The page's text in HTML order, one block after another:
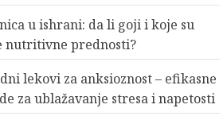
Prirodni lekovi za
anksioznost – efikasne
metode za ublažavanje
stresa i napetosti
u ishrani: da li goji i koje su
nutritivne prednosti?
lekovi za anksioznost – efikasne
za ublažavanje stresa i napetosti